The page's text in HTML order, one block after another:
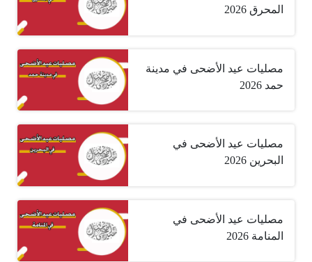
المحرق 2026
مصليات عيد الأضحى في مدينة
حمد 2026
مصليات عيد الأضحى في
البحرين 2026
مصليات عيد الأضحى في
المنامة 2026